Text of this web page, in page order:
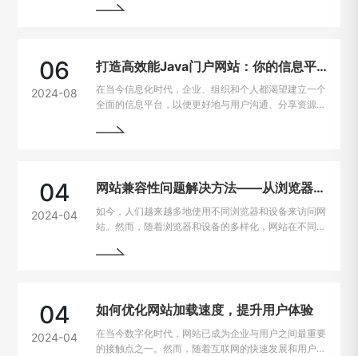
的热门选择。
06
2024-08
打造高效能Java门户网站：你的信息平台解决方案
在当今信息化时代，企业、组织和个人都渴望建立一个
全面的信息平台，以便更好地与用户沟通、分享资源和
为构建门户网站的首选技术之一。
04
2024-04
网站兼容性问题解决方法——从浏览器到设备的完美适配
如今，人们越来越多地使用不同浏览器和设备来访问网
站。然而，随着浏览器和设备的多样化，网站在不同平
在电脑、手机、平板上都能有良好的使用体验，我们需
04
2024-04
如何优化网站加载速度，提升用户体验
在当今数字化时代，网站已成为企业与用户之间最重要
的接触点之一。然而，随着互联网的快速发展和用户需